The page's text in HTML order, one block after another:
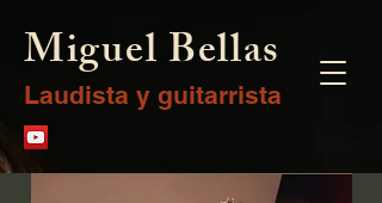
Miguel Bellas
Laudista y guitarrista